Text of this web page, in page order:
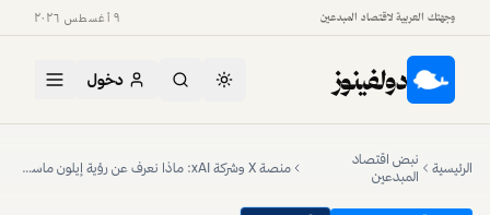
وجهتك العربية لاقتصاد المبدعين ٩ أغسطس ٢٠٢٦
دولفينوز دخول
الرئيسية
نبض اقتصاد
المبدعين
منصة X وشركة xAI: ماذا نعرف عن رؤية إيلون ماسك لمستقبل الإنترنت؟